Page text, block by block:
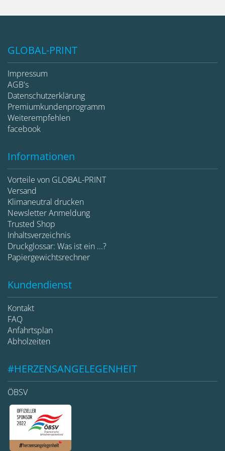
GLOBAL-PRINT
Impressum
AGB's
Datenschutzerklärung
Premiumkundenprogramm
Weiterempfehlen
facebook
Informationen
Vorteile von GLOBAL-PRINT
Versand
Klimaneutral drucken
Newsletter Anmeldung
Trusted Shop
Inhaltsverzeichnis
Druckglossar: Was ist ein ...?
Papiergewichtsrechner
Kundendienst
Kontakt
FAQ
Anfahrtsplan
Abholzeiten
#HERZENSANGELEGENHEIT
ÖBSV